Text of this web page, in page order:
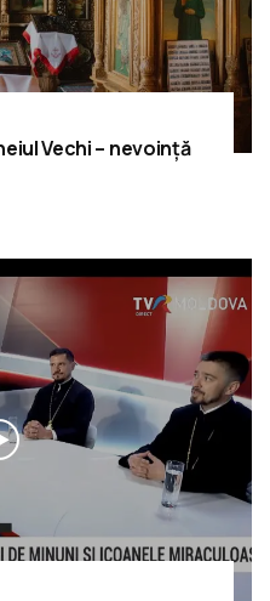
Vechi – nevoință